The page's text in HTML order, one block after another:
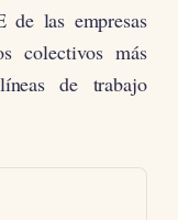
de las empresas
colectivos más
de trabajo